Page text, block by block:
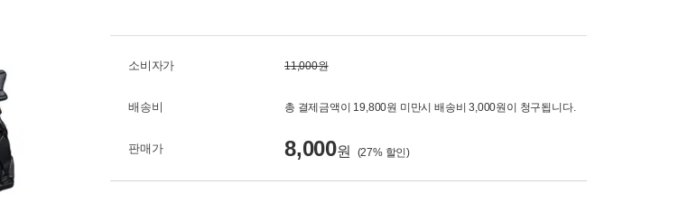
소비자가 11,000원
배송비 총 결제금액이 19,800원 미만시 배송비 3,000원이 청구됩니다.
판매가 8,000원 (27% 할인)